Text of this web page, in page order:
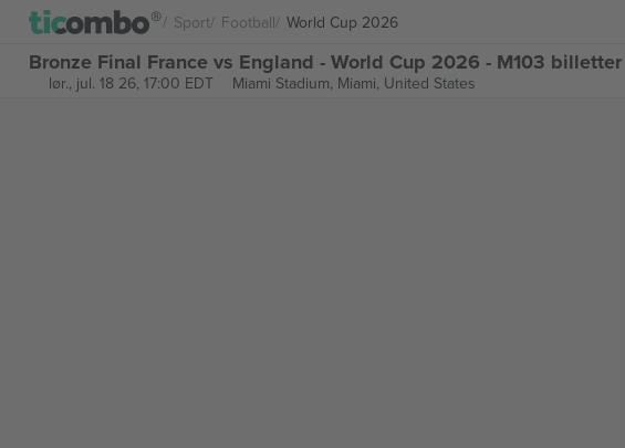
Sport Football World Cup 2026
Bronze Final France vs England - World Cup 2026 - M103 billetter
lør., jul. 18 26, 17:00 EDT Miami Stadium, Miami, United States